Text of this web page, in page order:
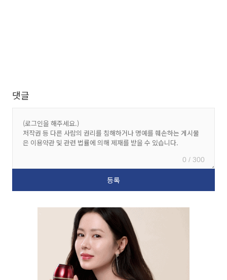
댓글
0 / 300